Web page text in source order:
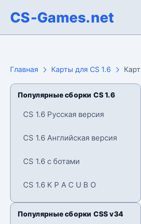
CS-Games.net
Главная Карты для CS 1.6
Популярные сборки CS 1.6
CS 1.6 Русская версия
CS 1.6 Английская версия
CS 1.6 с ботами
CS 1.6 K P A C U B O
Популярные сборки CSS v34